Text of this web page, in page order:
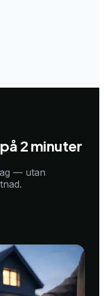
2 minuter
— utan